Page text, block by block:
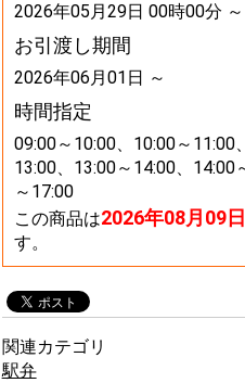
2026年05月29日 00時00分 ～
お引渡し期間
2026年06月01日 ～
時間指定
09:00～10:00、10:00～11:00
13:00、13:00～14:00、14:00
～17:00
この商品は2026年08月09
す。
関連カテゴリ
駅弁